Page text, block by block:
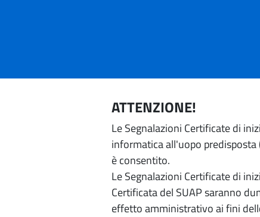
ATTENZIONE!
Le Segnalazioni Certificate di
informatica all'uopo
è consentito.
Le Segnalazioni Certificate di
Certificata del SUAP saranno
effetto amministrativo ai fini